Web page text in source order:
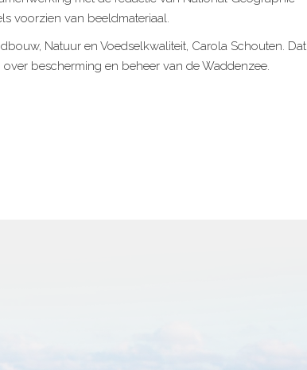
voorzien van beeldmateriaal.
Natuur en Voedselkwaliteit, Carola Schouten. Dat
bescherming en beheer van de Waddenzee.